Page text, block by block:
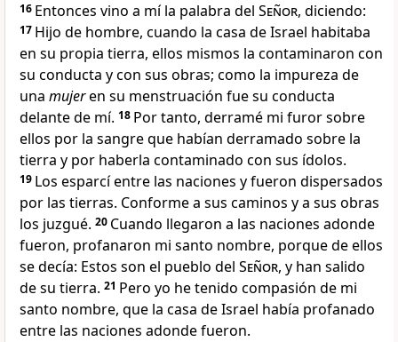
16 Entonces vino a mí la palabra del Señor, diciendo:
17 Hijo de hombre, cuando la casa de Israel habitaba
en su propia tierra, ellos mismos la contaminaron con
su conducta y con sus obras; como la impureza de
una mujeren su menstruación fue su conducta
delante de mí. 18 Por tanto, derramé mi furor sobre
ellos por la sangre que habían derramado sobre la
tierra y por haberla contaminado con sus ídolos.
19 Los esparcí entre las naciones y fueron dispersados
por las tierras. Conforme a sus caminos y a sus obras
los juzgué. 20 Cuando llegaron a las naciones adonde
fueron, profanaron mi santo nombre, porque de ellos
se decía: Estos son el pueblo del Señor, y han salido
de su tierra. 21 Pero yo he tenido compasión de mi
santo nombre, que la casa de Israel había profanado
entre las naciones adonde fueron.